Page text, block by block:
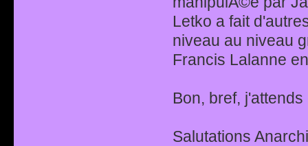
Letko a fait
niveau au niveau
Francis Lalanne
Bon, bref,
Salutations